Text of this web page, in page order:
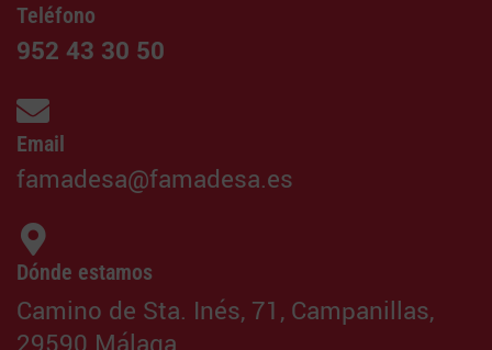
Teléfono
952 43 30 50
Email
famadesa@famadesa.es
Dónde estamos
Camino de Sta. Inés, 71, Campanillas,